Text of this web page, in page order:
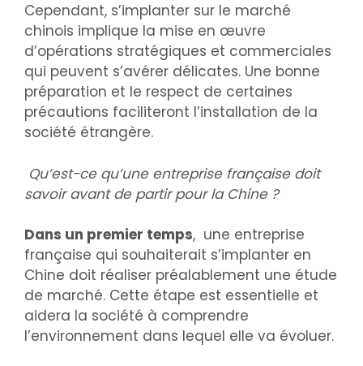
Cependant, s’implanter sur le marché
chinois implique la mise en œuvre
d’opérations stratégiques et commerciales
qui peuvent s’avérer délicates. Une bonne
préparation et le respect de certaines
précautions faciliteront l’installation de la
société étrangère.
Qu’est-ce qu’une entreprise française doit
savoir avant de partir pour la Chine ?
Dans un premier temps, une entreprise
française qui souhaiterait s’implanter en
Chine doit réaliser préalablement une étude
de marché. Cette étape est essentielle et
aidera la société à comprendre
l’environnement dans lequel elle va évoluer.